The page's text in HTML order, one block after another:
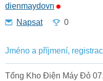
dienmaydovn
Napsat
0
Jméno a příjmení,
Tổng Kho Điện Máy Đỏ